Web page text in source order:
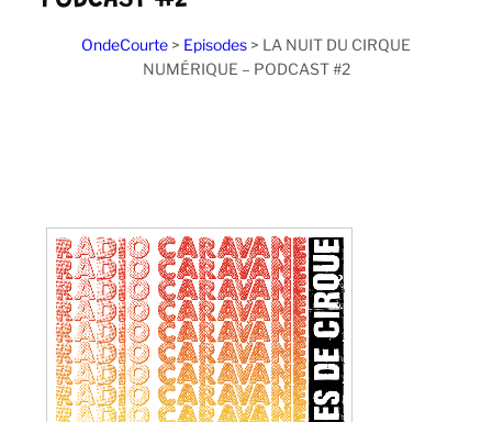
OndeCourte > Episodes > LA NUIT DU CIRQUE
NUMÉRIQUE – PODCAST #2